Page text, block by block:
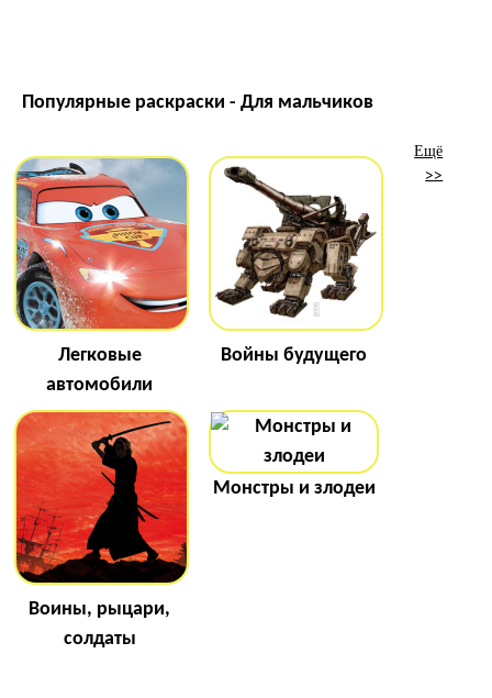
Популярные раскраски - Для мальчиков
Легковые
автомобили
Войны будущего
Воины, рыцари,
солдаты
Монстры и злодеи
Ещё
>>